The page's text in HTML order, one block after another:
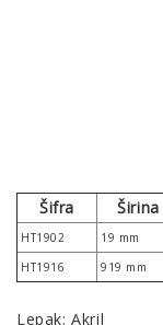
Šifra Širina
HT1902 19 mm
HT1916
919 mm
Lepak: Akril